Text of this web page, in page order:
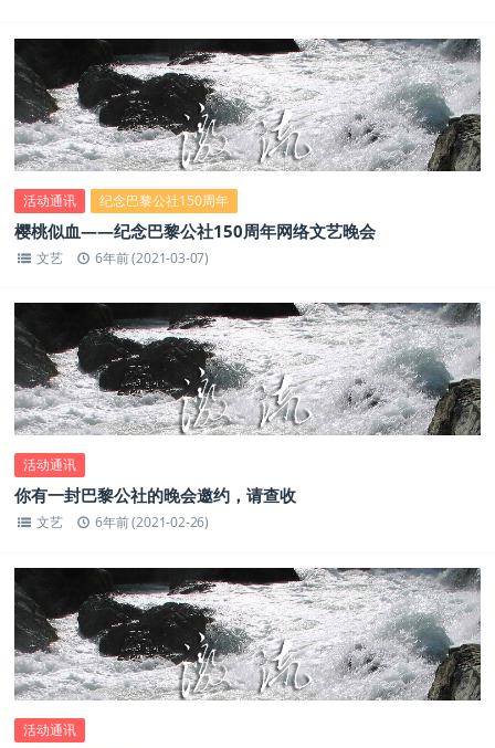
活动通讯 纪念巴黎公社150周年
樱桃似血——纪念巴黎公社150周年网络文艺晚会
文艺 6年前 (2021-03-07)
活动通讯
你有一封巴黎公社的晚会邀约，请查收
文艺 6年前 (2021-02-26)
活动通讯